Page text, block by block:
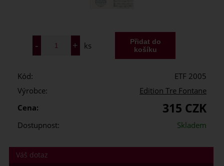
ks
Kód:
ETF 2005
Výrobce:
Edition Tre Fontane
Cena:
315 CZK
Dostupnost: Skladem
Váš dotaz